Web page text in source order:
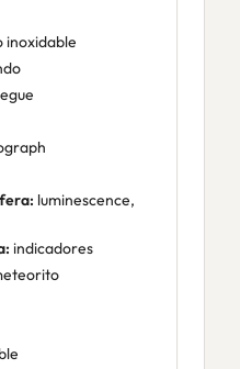
inoxidable
luminescence,
indicadores